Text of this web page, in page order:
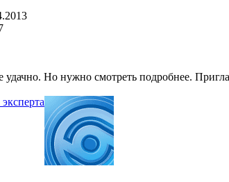
удачно. Но нужно смотреть подробнее.